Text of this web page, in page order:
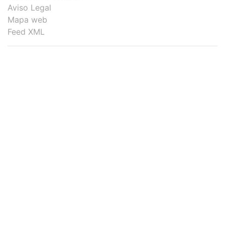
Aviso Legal
Mapa web
Feed XML